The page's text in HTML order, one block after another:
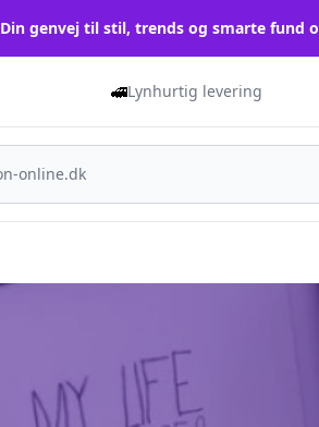
genvej til stil, trends og smarte fund
🚅Lynhurtig levering